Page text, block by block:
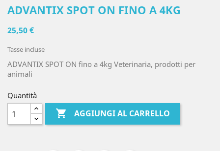
ADVANTIX SPOT ON FINO A 4KG
25,50 €
Tasse incluse
ADVANTIX SPOT ON fino a 4kg Veterinaria, prodotti per
animali
Quantità
 AGGIUNGI AL CARRELLO